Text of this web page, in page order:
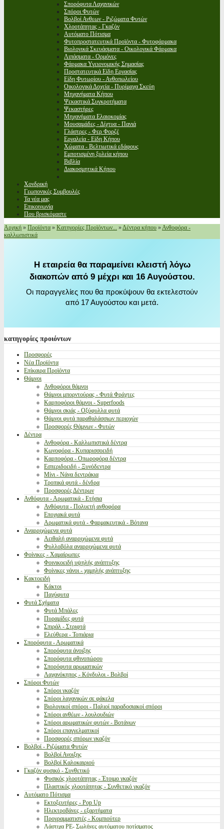
Σπορόφυτα Λαχανικών
Σπόροι Φυτών
Βολβοί Ανθεων - Ριζώματα Φυτών
Χλοοτάπητας - Γκαζόν
Αυτόματο Πότισμα
Φυτοπροστατευτικά Προϊόντα - Φυτοφάρμακα
Βιολογικά Σκευάσματα - Οικολογικά Φάρμακα
Λιπάσματα - Ορμόνες
Φάρμακα Υγειονομικής Σημασίας
Προστατευτικά Είδη Εργασίας
Είδη Φυτωρίου - Ανθοπωλείου
Οικολογικά Δοχεία - Πυρίμαχα Σκεύη
Μηχανήματα Κήπου
Ψεκαστικά Συγκροτήματα
Ψεκαστήρες
Μηχανήματα Ελαιοκομίας
Μουσαμάδες - Δίχτυα - Πανιά
Γλάστρες - Φερ Φορζέ
Εργαλεία - Είδη Κήπου
Χώματα - Βελτιωτικά εδάφους
Εμποτισμένη ξυλεία κήπου
Βιβλία
Διακοσμητικά Κήπου
Χονδρική
Γεωπονικές Συμβουλές
Τα νέα μας
Επικοινωνία
Που βρισκόμαστε
Αρχική » Προϊόντα » Κατηγορίες Προϊόντων... »Δέντρα κήπου »Ανθοφόρα -
καλλωπιστικά
Η εταιρεία θα παραμείνει κλειστή λόγω
διακοπών από 9 μέχρι και 16 Αυγούστου.
Οι παραγγελίες που θα προκύψουν θα εκτελεστούν
από 17 Αυγούστου και μετά.
κατηγορίες προιόντων
Προσφορές
Νέα Προϊόντα
Επίκαιρα Προϊόντα
Θάμνοι
Ανθοφόροι θάμνοι
Θάμνοι μπορντούρας - Φυτά Φράχτες
Καρποφόροι θάμνοι - Superfoods
Θάμνοι σκιάς - Οξύφυλλα φυτά
Θάμνοι φυτά παραθαλάσσιων περιοχών
Προσφορές Θάμνων - Φυτών
Δέντρα
Ανθοφόρα - Καλλωπιστικά δέντρα
Κωνοφόρα - Κυπαρισσοειδή
Καρποφόρα - Οπωροφόρα δέντρα
Εσπεριδοειδή - Ξυνόδεντρα
Μίνι - Νάνα δεντράκια
Τροπικά φυτά - δένδρα
Προσφορές Δέντρων
Ανθόφυτα - Αρωματικά - Ετήσια
Ανθόφυτα - Πολυετή ανθοφόρα
Εποχιακά φυτά
Αρωματικά φυτά - Φαρμακευτικά - Βότανα
Αναρριχώμενα φυτά
Αειθαλή αναρριχώμενα φυτά
Φυλλοβόλα αναρριχώμενα φυτά
Φοίνικες - Χαμαίρωπες
Φοινικοειδή υψηλής ανάπτυξης
Φοίνικες νάνοι - χαμηλής ανάπτυξης
Κακτοειδή
Κάκτοι
Παχύφυτα
Φυτά Σχήματα
Φυτά Μπάλες
Πυραμίδες φυτά
Σπιράλ - Στριφτά
Ελεύθερα - Τοπιάρια
Σπορόφυτα - Αρωματικά
Σπορόφυτα άνοιξης
Σπορόφυτα φθινοπώρου
Σπορόφυτα αρωματικών
Λαχανόκηπος - Κόνδυλοι - Βολβοί
Σπόροι Φυτών
Σπόροι γκαζόν
Σπόροι λαχανικών σε φάκελα
Βιολογικοί σπόροι - Παλιοί παραδοσιακοί σπόροι
Σπόροι ανθέων - λουλουδιών
Σπόροι αρωματικών φυτών - Βοτάνων
Σπόροι επαγγελματικοί
Προσφορές σπόρων γκαζόν
Βολβοί - Ριζώματα Φυτών
Βολβοί Ανοιξης
Βολβοί Καλοκαιριού
Γκαζόν φυσικό - Συνθετικό
Φυσικός χλοοτάπητας - Έτοιμο γκαζόν
Πλαστικός χλοοτάπητας - Συνθετικό γκαζόν
Αυτόματο Πότισμα
Εκτοξευτήρες - Pop Up
Ηλεκτροβάνες - εξαρτήματα
Προγραμματιστές - Κομπιούτερ
Λάστιχα PE- Σωλήνες αυτόματου ποτίσματος